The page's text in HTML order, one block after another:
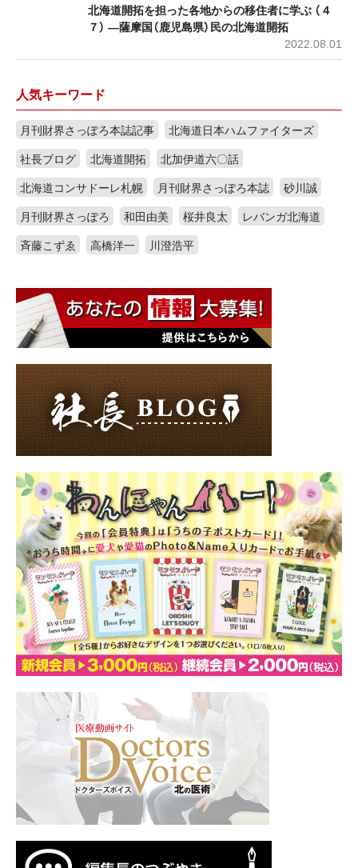
北海道開拓を担った各地からの移住者に学ぶ （４
７） ―薩摩国（鹿児島県）民の北海道開拓
2022.08.01
人気キーワード
月刊財界さっぽろ本誌記事
北海道日本ハムファイターズ
社長ブログ
北海道開拓
北加伊道六〇話
北海道コンサドーレ札幌
月刊財界さっぽろ本誌
砂川誠
月刊財界さっぽろ
和田由美 桜井良太
レバンガ北海道
斉藤こずゑ
高橋洋一 川澄浩平